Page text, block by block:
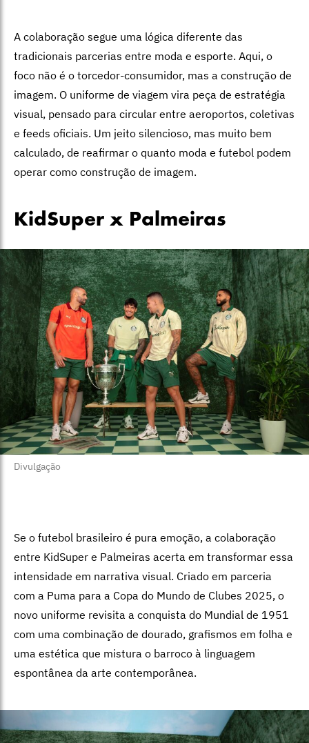
A colaboração segue uma lógica diferente das
tradicionais parcerias entre moda e esporte. Aqui, o
foco não é o torcedor-consumidor, mas a construção de
imagem. O uniforme de viagem vira peça de estratégia
visual, pensado para circular entre aeroportos, coletivas
e feeds oficiais. Um jeito silencioso, mas muito bem
calculado, de reafirmar o quanto moda e futebol podem
operar como construção de imagem.
KidSuper x Palmeiras
Divulgação
Se o futebol brasileiro é pura emoção, a colaboração
entre KidSuper e Palmeiras acerta em transformar essa
intensidade em narrativa visual. Criado em parceria
com a Puma para a Copa do Mundo de Clubes 2025, o
novo uniforme revisita a conquista do Mundial de 1951
com uma combinação de dourado, grafismos em folha e
uma estética que mistura o barroco à linguagem
espontânea da arte contemporânea.